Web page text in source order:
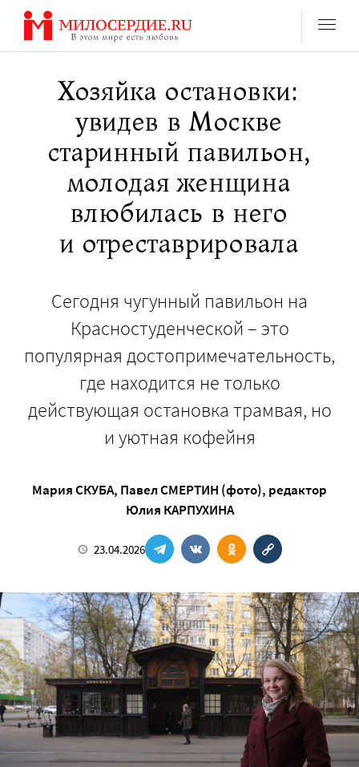
Перейти
содержанию
Хозяйка остановки:
увидев в Москве
старинный павильон,
молодая женщина
влюбилась в него
и отреставрировала
Сегодня чугунный павильон на
Красностуденческой – это
популярная достопримечательность,
где находится не только
действующая остановка трамвая, но
и уютная кофейня
Мария СКУБА, Павел СМЕРТИН (фото), редактор
Юлия КАРПУХИНА
23.04.2026